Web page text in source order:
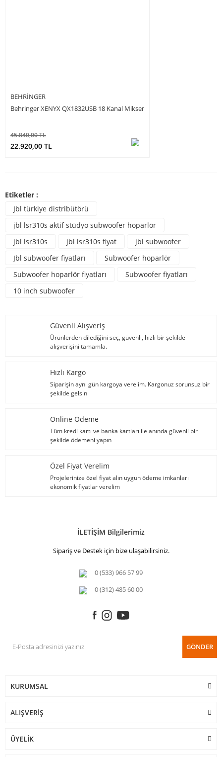
BEHRINGER
Behringer XENYX QX1832USB 18 Kanal Mikser
45.840,00 TL
22.920,00 TL
Etiketler :
Jbl türkiye distribütörü
jbl lsr310s aktif stüdyo subwoofer hoparlör
jbl lsr310s
jbl lsr310s fiyat
jbl subwoofer
Jbl subwoofer fiyatları
Subwoofer hoparlör
Subwoofer hoparlör fiyatları
Subwoofer fiyatları
10 inch subwoofer
Güvenli Alışveriş
Ürünlerden dilediğini seç, güvenli, hızlı bir şekilde
alışverişini tamamla.
Hızlı Kargo
Siparişin aynı gün kargoya verelim. Kargonuz sorunsuz bir
şekilde gelsin
Online Ödeme
Tüm kredi kartı ve banka kartları ile anında güvenli bir
şekilde ödemeni yapın
Özel Fiyat Verelim
Projelerinize özel fiyat alın uygun ödeme imkanları
ekonomik fiyatlar verelim
İLETİŞİM Bilgilerimiz
Sipariş ve Destek için bize ulaşabilirsiniz.
0 (533) 966 57 99
0 (312) 485 60 00
GÖNDER
KURUMSAL
ALIŞVERİŞ
ÜYELİK